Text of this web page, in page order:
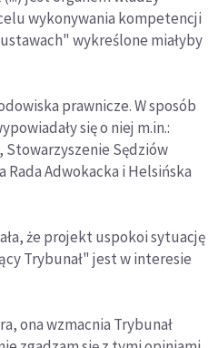
wykonywania kompetencji
wykreślone miałyby
prawnicze. W sposób
się o niej m.in.:
Stowarzyszenie Sędziów
Adwokacka i Helsińska
że projekt uspokoi sytuację
Trybunał" jest w interesie
ona wzmacnia Trybunał